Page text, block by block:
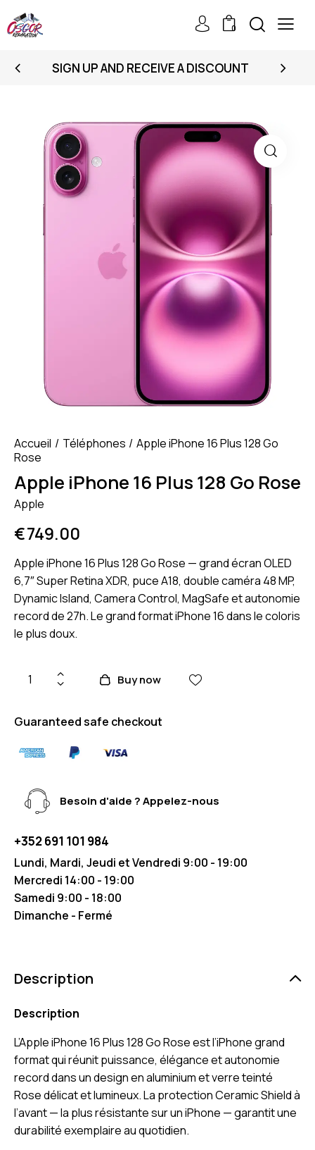
0
SIGN UP AND RECEIVE A DISCOUNT
Accueil Téléphones
Apple iPhone 16 Plus 128 Go
Rose
Apple iPhone 16 Plus 128 Go Rose
Apple
€749.00
Apple iPhone 16 Plus 128 Go Rose — grand écran OLED
6,7″ Super Retina XDR, puce A18, double caméra 48 MP,
Dynamic Island, Camera Control, MagSafe et autonomie
record de 27h. Le grand format iPhone 16 dans le coloris
le plus doux.
Buy now
Guaranteed safe checkout
Besoin d'aide ? Appelez-nous
+352 691 101 984
Lundi, Mardi, Jeudi et Vendredi 9:00 - 19:00
Mercredi 14:00 - 19:00
Samedi 9:00 - 18:00
Dimanche - Fermé
Description
Description
L’Apple iPhone 16 Plus 128 Go Rose est l’iPhone grand
format qui réunit puissance, élégance et autonomie
record dans un design en aluminium et verre teinté
Rose délicat et lumineux. La protection Ceramic Shield à
l’avant — la plus résistante sur un iPhone — garantit une
durabilité exemplaire au quotidien.